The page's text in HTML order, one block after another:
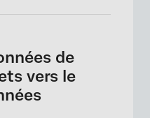
de
vers le